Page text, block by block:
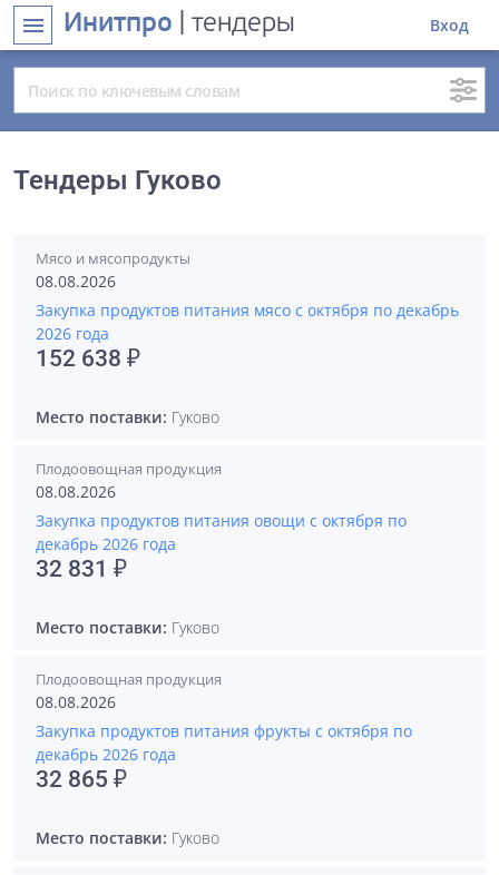
menu Инитпро | тендеры Вход
Тендеры Гуково
Мясо и мясопродукты
08.08.2026
Закупка продуктов питания мясо с октября по декабрь
2026 года
152 638 ₽
Место поставки: Гуково
Плодоовощная продукция
08.08.2026
Закупка продуктов питания овощи с октября по
декабрь 2026 года
32 831 ₽
Место поставки: Гуково
Плодоовощная продукция
08.08.2026
Закупка продуктов питания фрукты с октября по
декабрь 2026 года
32 865 ₽
Место поставки: Гуково